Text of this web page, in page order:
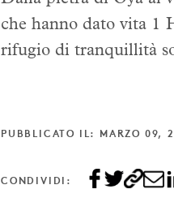
che hanno dato vita 1
rifugio di tranquillità
PUBBLICATO IL: MARZO 09,
CONDIVIDI: